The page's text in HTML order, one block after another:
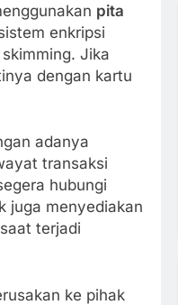
pita
enkripsi
Jika
dengan kartu
adanya
transaksi
hubungi
juga menyediakan
terjadi
ke pihak